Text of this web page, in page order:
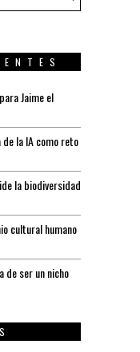
Jaime el
la IA como reto
la biodiversidad
cultural humano
de ser un nicho